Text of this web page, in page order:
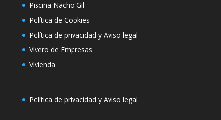
Piscina Nacho Gil
Política de Cookies
Política de privacidad y Aviso legal
Vivero de Empresas
Vivienda
Política de privacidad y Aviso legal